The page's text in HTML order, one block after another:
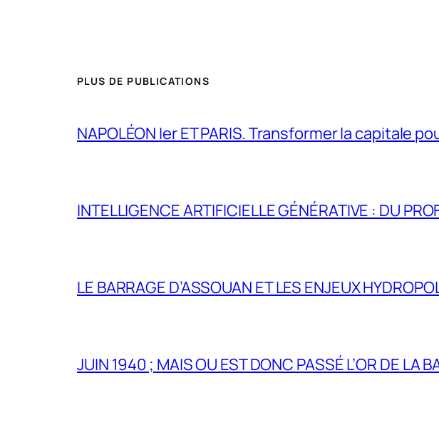
PLUS DE PUBLICATIONS
NAPOLÉON Ier ET PARIS. Transformer la capitale
INTELLIGENCE ARTIFICIELLE GÉNÉRATIVE : DU
LE BARRAGE D’ASSOUAN ET LES ENJEUX
JUIN 1940 ; MAIS OU EST DONC PASSÉ L’OR DE LA